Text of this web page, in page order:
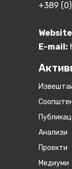
+389
E-mail:
Анализи
Проекти
Медиуми